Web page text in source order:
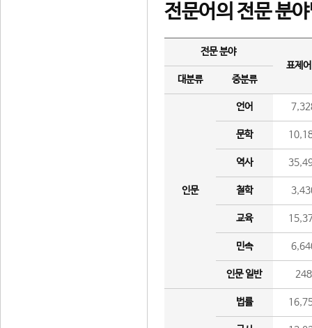
전문어의 전문 분
전문 분야
표제
대분류
중분류
인문
언어
문학
역사
철학
교육
민속
인문 일반 248
법률